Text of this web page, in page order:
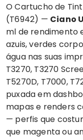
OCartucho de
(T6942) — Ciano
ml de rendimento
azuis, verdes
água nas suas
T3270, T3270
T5270D, T7000,
puxada em
mapas e renders
— perfis que
que magenta ou